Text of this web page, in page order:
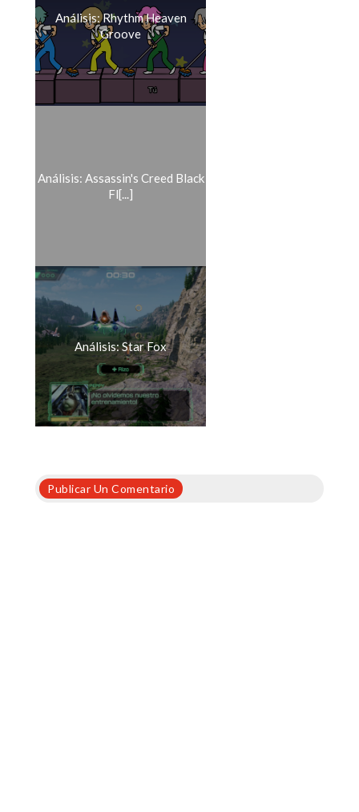
Análisis: Rhythm Heaven
Groove
Análisis: Assassin's Creed Black
Fl[...]
Análisis: Star Fox
Publicar Un Comentario